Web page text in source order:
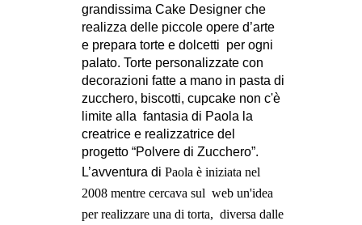
grandissima Cake Designer che
realizza delle piccole opere d’arte
e prepara torte e dolcetti per ogni
palato. Torte personalizzate con
decorazioni fatte a mano in pasta di
zucchero, biscotti, cupcake non c'è
limite alla fantasia di Paola la
creatrice e realizzatrice del
progetto “Polvere di Zucchero”.
L’avventura di Paola è iniziata nel
2008 mentre cercava sul web un'idea
per realizzare una di torta, diversa dalle